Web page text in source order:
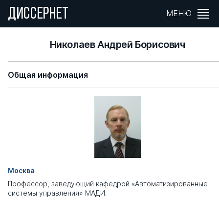
ДИССЕРНЕТ МЕНЮ
Николаев Андрей Борисович
Общая информация
Москва
Профессор, заведующий кафедрой «Автоматизированные
системы управления» МАДИ.